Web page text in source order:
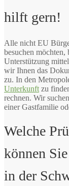
hilft gern!
Alle nicht EU
besuchen möchten,
Unterstützung
wir Ihnen das
zu. In den
Unterkunft zu
rechnen. Wir
einer Gastfamilie
Welche
können
in der